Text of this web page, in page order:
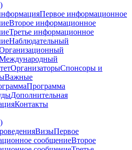
Первое информационное
Второе информационное
Третье информационное
Наблюдательный
ОрганизаторыСпонсоры и
Важные
Программа
Дополнительная
Контакты
ВизыПервое
сообщениеВторое